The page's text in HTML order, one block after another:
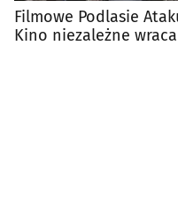
Filmowe Podlasie
Kino niezależne